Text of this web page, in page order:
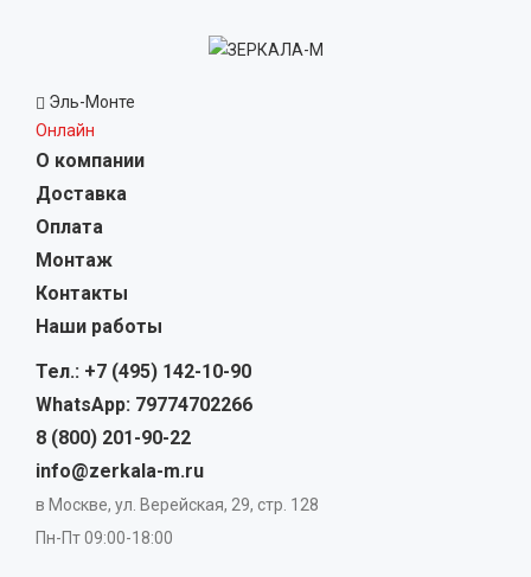
Эль-Монте
Онлайн
О компании
Доставка
Оплата
Монтаж
Контакты
Наши работы
Тел.: +7 (495) 142-10-90
WhatsApp: 79774702266
8 (800) 201-90-22
info@zerkala-m.ru
в Москве, ул. Верейская, 29, стр. 128
Пн-Пт 09:00-18:00